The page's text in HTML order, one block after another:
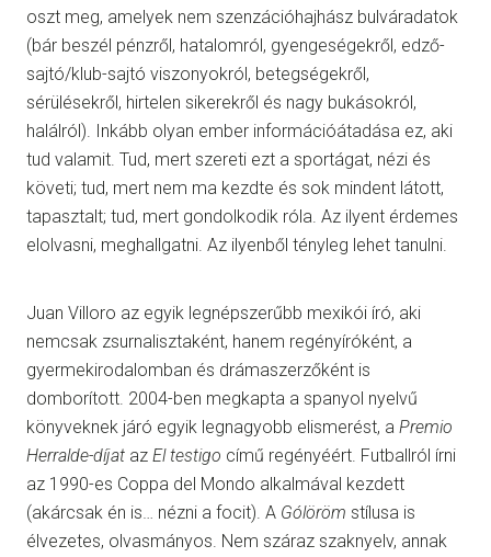
oszt meg, amelyek nem szenzációhajhász bulváradatok
(bár beszél pénzről, hatalomról, gyengeségekről, edző-
sajtó/klub-sajtó viszonyokról, betegségekről,
sérülésekről, hirtelen sikerekről és nagy bukásokról,
halálról). Inkább olyan ember információátadása ez, aki
tud valamit. Tud, mert szereti ezt a sportágat, nézi és
követi; tud, mert nem ma kezdte és sok mindent látott,
tapasztalt; tud, mert gondolkodik róla. Az ilyent érdemes
elolvasni, meghallgatni. Az ilyenből tényleg lehet tanulni.
Juan Villoro az egyik legnépszerűbb mexikói író, aki
nemcsak zsurnalisztaként, hanem regényíróként, a
gyermekirodalomban és drámaszerzőként is
domborított. 2004-ben megkapta a spanyol nyelvű
könyveknek járó egyik legnagyobb elismerést, a Premio
Herralde-díjat az El testigo című regényéért. Futballról írni
az 1990-es Coppa del Mondo alkalmával kezdett
(akárcsak én is… nézni a focit). A Gólöröm stílusa is
élvezetes, olvasmányos. Nem száraz szaknyelv, annak